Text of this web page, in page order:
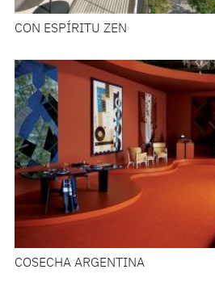
CON ESPÍRITU ZEN
COSECHA ARGENTINA